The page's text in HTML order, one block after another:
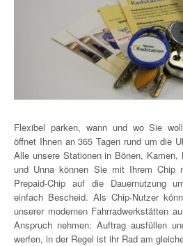
Flexibel parken, wann und wo Sie
öffnet Ihnen an 365 Tagen rund um die
Alle unsere Stationen in Bönen, Kamen,
und Unna können Sie mit Ihrem Chip
Prepaid-Chip auf die Dauernutzung
einfach Bescheid. Als Chip-Nutzer
unserer modernen Fahrradwerkstätten
Anspruch nehmen: Auftrag ausfüllen
werfen, in der Regel ist ihr Rad am